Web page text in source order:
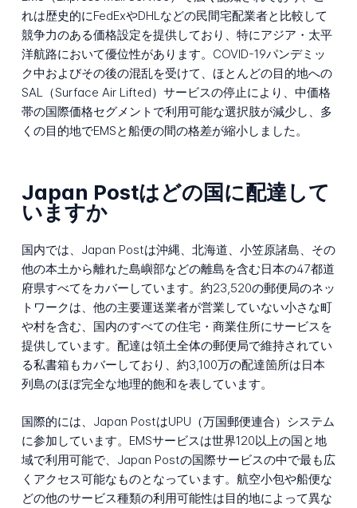
れは歴史的にFedExやDHLなどの民間宅配業者と比較して
競争力のある価格設定を提供しており、特にアジア・太平
洋航路において優位性があります。COVID-19パンデミッ
ク中およびその後の混乱を受けて、ほとんどの目的地への
SAL（Surface Air Lifted）サービスの停止により、中価格
帯の国際価格セグメントで利用可能な選択肢が減少し、多
くの目的地でEMSと船便の間の格差が縮小しました。
Japan Postはどの国に配達して
いますか
国内では、Japan Postは沖縄、北海道、小笠原諸島、その
他の本土から離れた島嶼部などの離島を含む日本の47都道
府県すべてをカバーしています。約23,520の郵便局のネッ
トワークは、他の主要運送業者が営業していない小さな町
や村を含む、国内のすべての住宅・商業住所にサービスを
提供しています。配達は領土全体の郵便局で維持されてい
る私書箱もカバーしており、約3,100万の配達箇所は日本
列島のほぼ完全な地理的飽和を表しています。
国際的には、Japan PostはUPU（万国郵便連合）システム
に参加しています。EMSサービスは世界120以上の国と地
域で利用可能で、Japan Postの国際サービスの中で最も広
くアクセス可能なものとなっています。航空小包や船便な
どの他のサービス種類の利用可能性は目的地によって異な